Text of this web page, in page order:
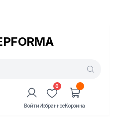
Войти
0
ИзбранноеКорзина